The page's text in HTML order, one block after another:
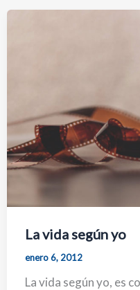
La vida según yo
enero 6, 2012
La vida según yo, es